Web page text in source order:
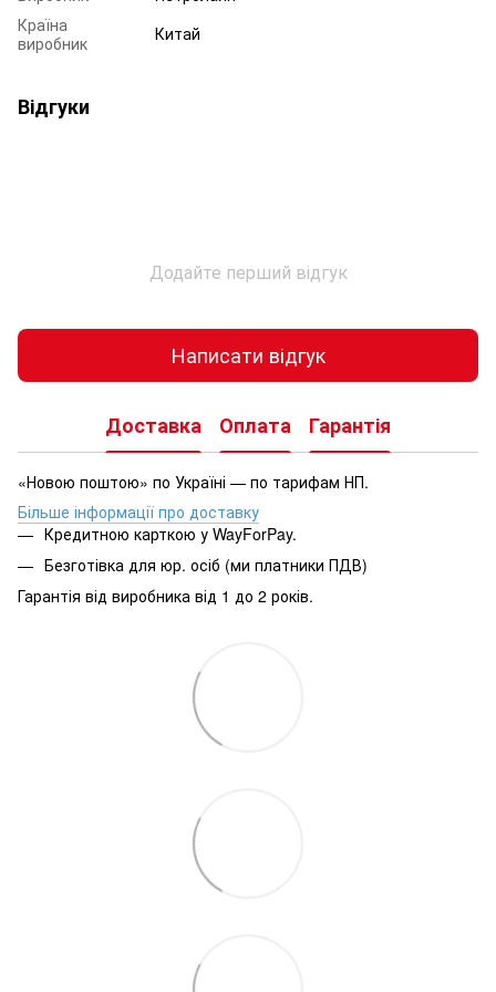
Країна
виробник
Китай
Відгуки
Додайте перший відгук
Написати відгук
Доставка Оплата Гарантія
«Новою поштою» по Україні — по тарифам НП.
Більше інформації про доставку
Кредитною карткою у WayForPay.
Безготівка для юр. осіб (ми платники ПДВ)
Гарантія від виробника від 1 до 2 років.